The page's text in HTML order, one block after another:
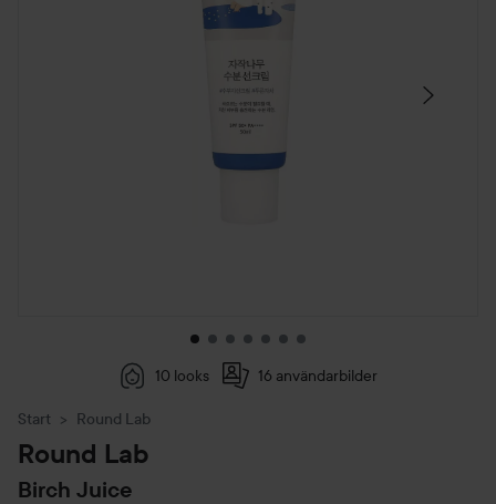
10 looks 16 användarbilder
Start Round Lab
Round Lab
Birch Juice